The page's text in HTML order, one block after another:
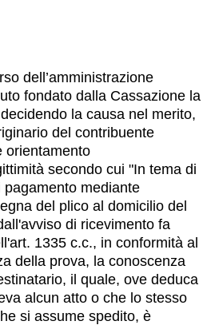
dell’amministrazione
fondato dalla Cassazione la
la causa nel merito,
del contribuente
orientamento
secondo cui "In tema di
mediante
del plico al domicilio del
di ricevimento fa
1335 c.c., in conformità al
della prova, la conoscenza
il quale, ove deduca
alcun atto o che lo stesso
si assume spedito, è